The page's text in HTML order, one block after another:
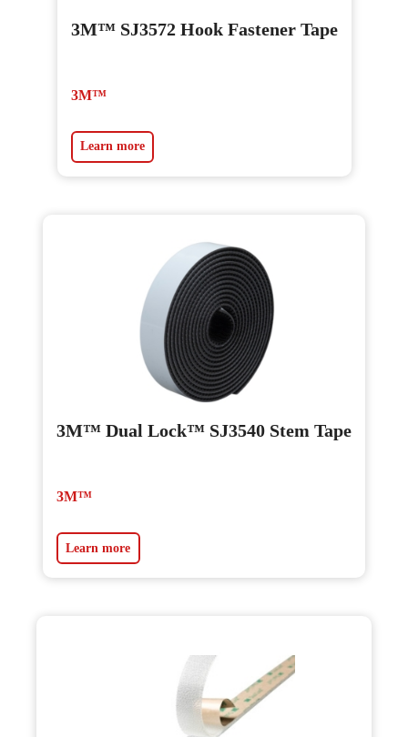
3M™ SJ3572 Hook Fastener Tape
3M™
Learn more
3M™ Dual Lock™ SJ3540 Stem Tape
3M™
Learn more